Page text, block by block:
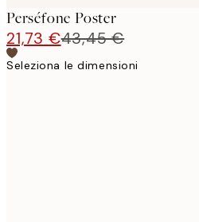
Perséfone Poster
21,73 €43,45 €
Seleziona le dimensioni